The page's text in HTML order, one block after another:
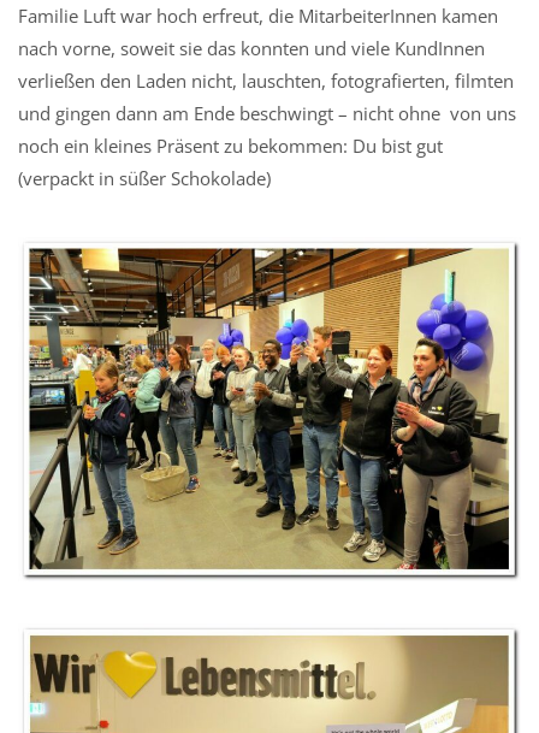
Familie Luft war hoch erfreut, die MitarbeiterInnen kamen
nach vorne, soweit sie das konnten und viele KundInnen
verließen den Laden nicht, lauschten, fotografierten, filmten
und gingen dann am Ende beschwingt – nicht ohne von uns
noch ein kleines Präsent zu bekommen: Du bist gut
(verpackt in süßer Schokolade)